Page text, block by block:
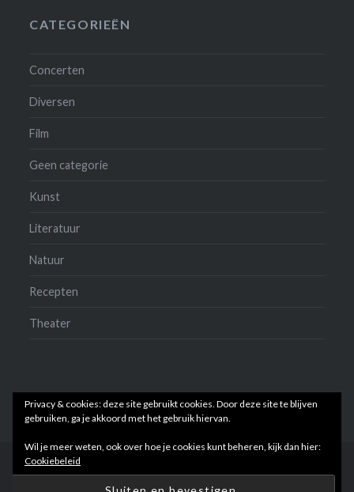
CATEGORIEËN
Concerten
Diversen
Film
Geen categorie
Kunst
Literatuur
Natuur
Recepten
Theater
Ondersteund door WordPress|Thema: Dyad door
Privacy & cookies: deze site gebruikt cookies. Door deze site te blijven
gebruiken, ga je akkoord met het gebruik hiervan.
Wil je meer weten, ook over hoe je cookies kunt beheren, kijk dan hier:
Cookiebeleid